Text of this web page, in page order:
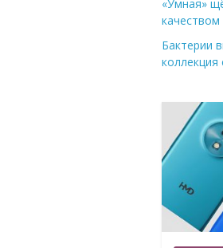
«Умная»
качеством
Бактерии
коллекция